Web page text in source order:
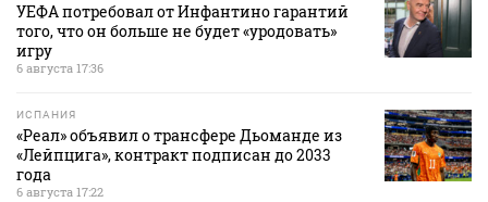
УЕФА потребовал от Инфантино гарантий
того, что он больше не будет «уродовать»
игру
6 августа 17:36
ИСПАНИЯ
«Реал» объявил о трансфере Дьоманде из
«Лейпцига», контракт подписан до 2033
года
6 августа 17:22